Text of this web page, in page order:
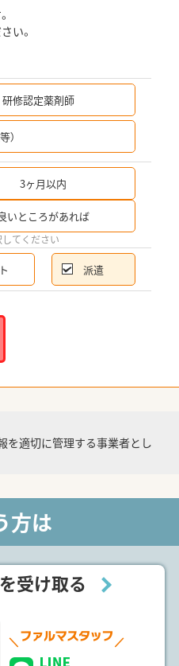
い。
研修認定薬剤師
）
3ヶ月以内
いところがあれば
てください
派遣
を適切に管理する事業者とし
方は
受け取る